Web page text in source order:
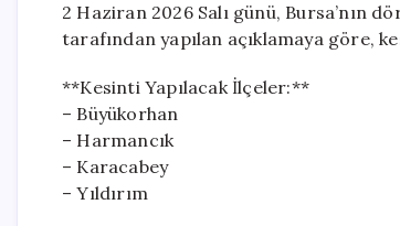
2 Haziran 2026 Salı günü, Bursa’nın
tarafından yapılan açıklamaya göre,
**Kesinti Yapılacak İlçeler:**
– Büyükorhan
– Harmancık
– Karacabey
– Yıldırım